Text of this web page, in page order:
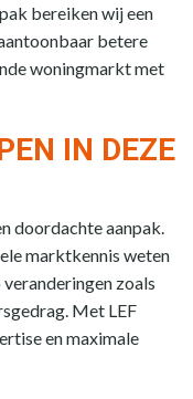
bereiken wij een
betere
woningmarkt met
IN DEZE
doordachte aanpak.
marktkennis weten
zoals
Met LEF
en maximale